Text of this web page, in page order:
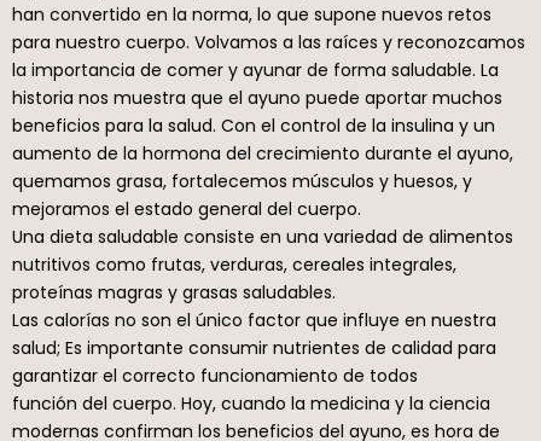
han convertido en la norma, lo que supone nuevos retos
para nuestro cuerpo. Volvamos a las raíces y reconozcamos
la importancia de comer y ayunar de forma saludable. La
historia nos muestra que el ayuno puede aportar muchos
beneficios para la salud. Con el control de la insulina y un
aumento de la hormona del crecimiento durante el ayuno,
quemamos grasa, fortalecemos músculos y huesos, y
mejoramos el estado general del cuerpo.
Una dieta saludable consiste en una variedad de alimentos
nutritivos como frutas, verduras, cereales integrales,
proteínas magras y grasas saludables.
Las calorías no son el único factor que influye en nuestra
salud; Es importante consumir nutrientes de calidad para
garantizar el correcto funcionamiento de todos
función del cuerpo. Hoy, cuando la medicina y la ciencia
modernas confirman los beneficios del ayuno, es hora de